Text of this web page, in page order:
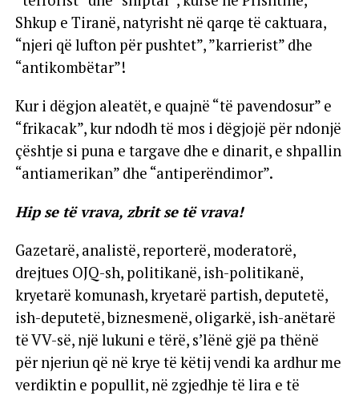
Shkup e Tiranë, natyrisht në qarqe të caktuara,
“njeri që lufton për pushtet”, ”karrierist” dhe
“antikombëtar”!
Kur i dëgjon aleatët, e quajnë “të pavendosur” e
“frikacak”, kur ndodh të mos i dëgjojë për ndonjë
çështje si puna e targave dhe e dinarit, e shpallin
“antiamerikan” dhe “antiperëndimor”.
Hip se të vrava, zbrit se të vrava!
Gazetarë, analistë, reporterë, moderatorë,
drejtues OJQ-sh, politikanë, ish-politikanë,
kryetarë komunash, kryetarë partish, deputetë,
ish-deputetë, biznesmenë, oligarkë, ish-anëtarë
të VV-së, një lukuni e tërë, s’lënë gjë pa thënë
për njeriun që në krye të këtij vendi ka ardhur me
verdiktin e popullit, në zgjedhje të lira e të